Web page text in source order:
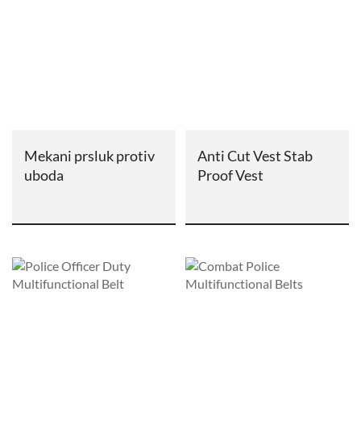
Mekani prsluk protiv
uboda
Anti Cut Vest Stab
Proof Vest